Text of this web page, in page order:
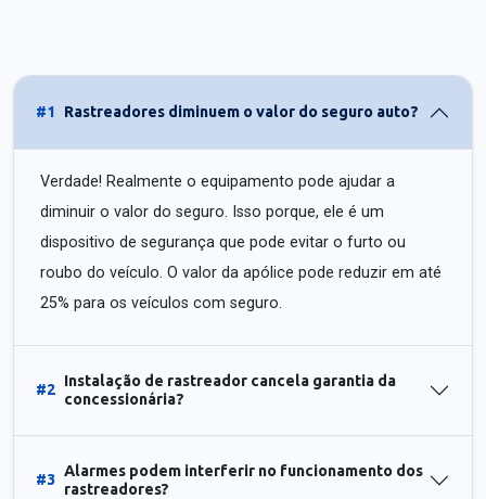
#1 Rastreadores diminuem o valor do seguro auto?
Verdade! Realmente o equipamento pode ajudar a
diminuir o valor do seguro. Isso porque, ele é um
dispositivo de segurança que pode evitar o furto ou
roubo do veículo. O valor da apólice pode reduzir em até
25% para os veículos com seguro.
#2
Instalação de rastreador cancela garantia da
concessionária?
#3
Alarmes podem interferir no funcionamento dos
rastreadores?